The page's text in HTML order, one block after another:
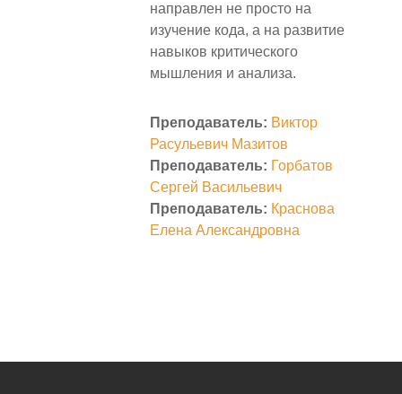
направлен не просто на
изучение кода, а на развитие
навыков критического
мышления и анализа.
Преподаватель: Виктор
Расульевич Мазитов
Преподаватель: Горбатов
Сергей Васильевич
Преподаватель: Краснова
Елена Александровна